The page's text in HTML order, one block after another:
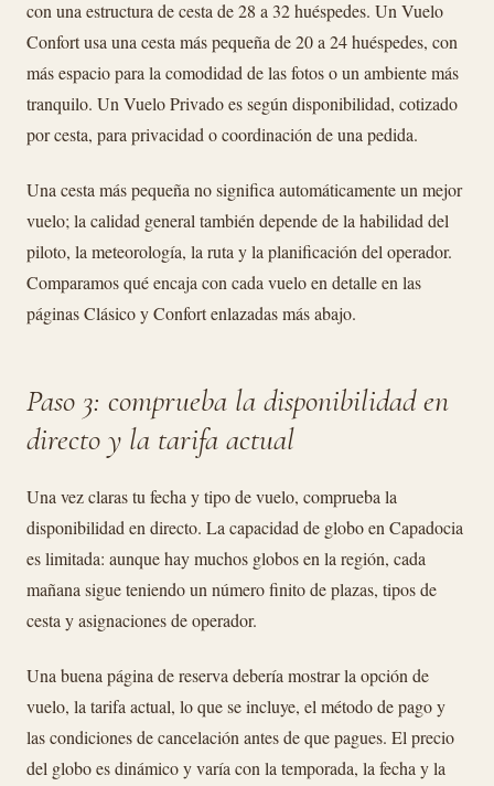
con una estructura de cesta de 28 a 32 huéspedes. Un Vuelo
Confort usa una cesta más pequeña de 20 a 24 huéspedes, con
más espacio para la comodidad de las fotos o un ambiente más
tranquilo. Un Vuelo Privado es según disponibilidad, cotizado
por cesta, para privacidad o coordinación de una pedida.
Una cesta más pequeña no significa automáticamente un mejor
vuelo; la calidad general también depende de la habilidad del
piloto, la meteorología, la ruta y la planificación del operador.
Comparamos qué encaja con cada vuelo en detalle en las
páginas Clásico y Confort enlazadas más abajo.
Paso 3: comprueba la disponibilidad en
directo y la tarifa actual
Una vez claras tu fecha y tipo de vuelo, comprueba la
disponibilidad en directo. La capacidad de globo en Capadocia
es limitada: aunque hay muchos globos en la región, cada
mañana sigue teniendo un número finito de plazas, tipos de
cesta y asignaciones de operador.
Una buena página de reserva debería mostrar la opción de
vuelo, la tarifa actual, lo que se incluye, el método de pago y
las condiciones de cancelación antes de que pagues. El precio
del globo es dinámico y varía con la temporada, la fecha y la